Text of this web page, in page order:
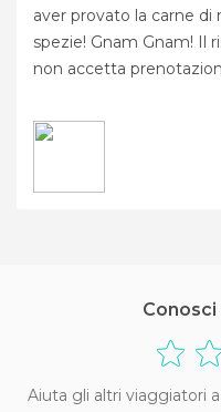
aver provato la carne di
spezie! Gnam Gnam! Il
non accetta
Aiuta gli altri viaggiatori